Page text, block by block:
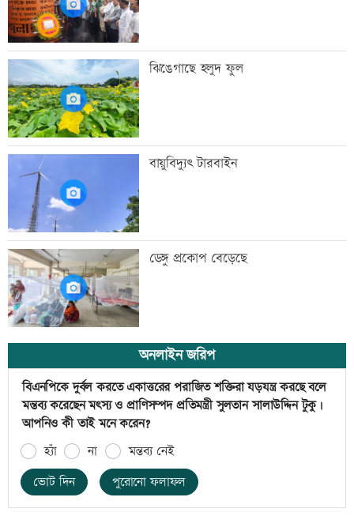
ঝিঙেগাছে হলুদ ফুল
বায়ুবিদ্যুৎ টারবাইন
ডেঙ্গু প্রকোপ বেড়েছে
অনলাইন জরিপ
বিএনপিকে দুর্বল করতে একাত্তরের পরাজিত শক্তিরা যড়যন্ত্র করছে বলে
মন্তব্য করেছেন মৎস্য ও প্রাণিসম্পদ প্রতিমন্ত্রী সুলতান সালাউদ্দিন টুকু।
আপনিও কী তাই মনে করেন?
হ্যাঁ
না
মন্তব্য নেই
ভোট দিন
পুরোনো ফলাফল